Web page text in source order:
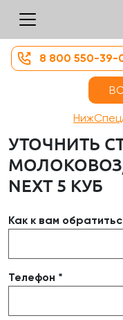
8 800 550-39-
УТОЧНИТЬ
NEXT 5 КУБ
Как к вам
Телефон *